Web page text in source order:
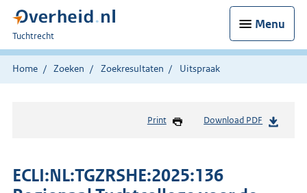
Menu
U
bent
hier:
Tuchtrecht
Home Zoeken Zoekresultaten Uitspraak
Print Download PDF
ECLI:NL:TGZRSHE:2025:136